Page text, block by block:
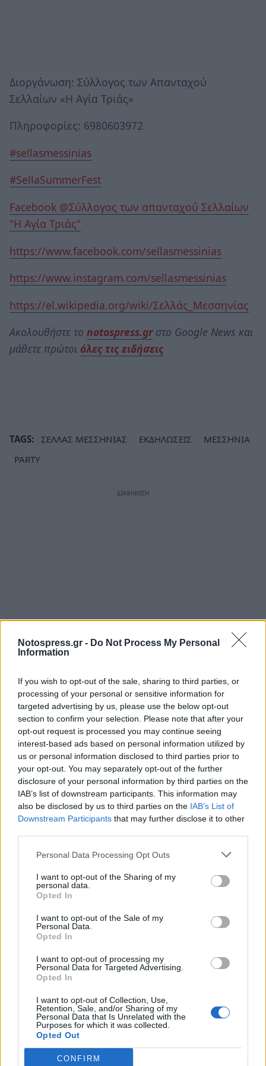
Notospress.gr - Do Not Process My Personal
Information
If you wish to opt-out of the sale, sharing to third parties, or
processing of your personal or sensitive information for
targeted advertising by us, please use the below opt-out
section to confirm your selection. Please note that after your
opt-out request is processed you may continue seeing
interest-based ads based on personal information utilized by
us or personal information disclosed to third parties prior to
your opt-out. You may separately opt-out of the further
disclosure of your personal information by third parties on the
IAB’s list of downstream participants. This information may
also be disclosed by us to third parties on the IAB’s List of
Downstream Participants that may further disclose it to other
Personal Data Processing Opt Outs
I want to opt-out of the Sharing of my
personal data.
Opted In
I want to opt-out of the Sale of my
Personal Data.
Opted In
I want to opt-out of processing my
Personal Data for Targeted Advertising.
Opted In
I want to opt-out of Collection, Use,
Retention, Sale, and/or Sharing of my
Personal Data that Is Unrelated with the
Purposes for which it was collected.
Opted Out
CONFIRM
Διοργάνωση: Σύλλογος των Απανταχού
Σελλαίων «Η Αγία Τριάς»
Πληροφορίες: 6980603972
#sellasmessinias
#SellaSummerFest
Facebook @Σύλλογος των απανταχού Σελλαίων
"Η Αγία Τριάς"
https://www.facebook.com/sellasmessinias
https://www.instagram.com/sellasmessinias
https://el.wikipedia.org/wiki/Σελλάς_Μεσσηνίας
Ακολουθήστε το notospress.grστο Google News και
μάθετε πρώτοι όλες τις ειδήσεις
TAGS: ΣΕΛΛΑΣ ΜΕΣΣΗΝΙΑΣ ΕΚΔΗΛΩΣΕΙΣ
ΜΕΣΣΗΝΙΑ
PARTY
Σχετικά Άρθρα